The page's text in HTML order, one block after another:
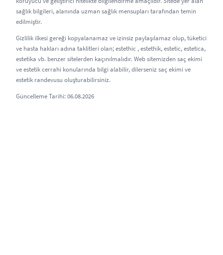
sağlık bilgileri, alanında uzman sağlık mensupları tarafından temin
edilmiştir.
Gizlilik ilkesi gereği kopyalanamaz ve izinsiz paylaşılamaz olup, tüketici
ve hasta hakları adına taklitleri olan; estethic , estethik, estetic, estetica,
estetika vb. benzer sitelerden kaçınılmalıdır. Web sitemizden saç ekimi
ve estetik cerrahi konularında bilgi alabilir, dilerseniz saç ekimi ve
estetik randevusu oluşturabilirsiniz.
Güncelleme Tarihi: 06.08.2026